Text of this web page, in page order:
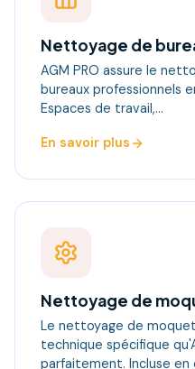
Nettoyage de
AGM PRO assure le
bureaux professionnels
Espaces de travail,…
En savoir plus
Nettoyage de
Le nettoyage de
technique spécifique
parfaitement. Incluse